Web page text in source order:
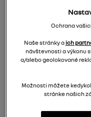
Ochrana
Naše stránky a ich
návštevnosti a výkonu
a/alebo geolokované
Možnosti môžete
stránke našich